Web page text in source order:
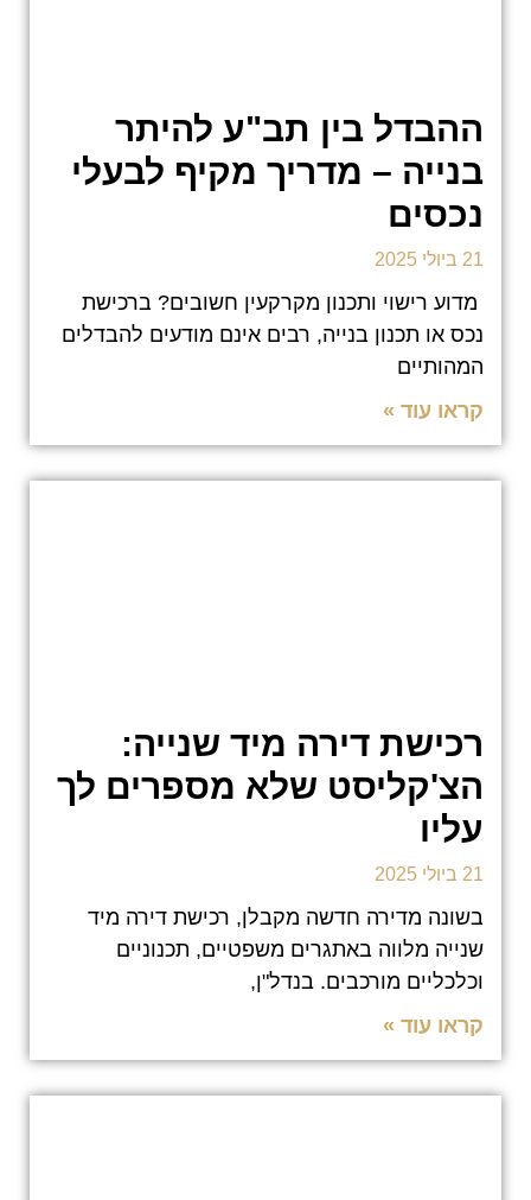
ההבדל בין תב"ע להיתר
בנייה – מדריך מקיף לבעלי
נכסים
21 ביולי 2025
מדוע רישוי ותכנון מקרקעין חשובים? ברכישת
נכס או תכנון בנייה, רבים אינם מודעים להבדלים
המהותיים
קראו עוד »
רכישת דירה מיד שנייה:
הצ'קליסט שלא מספרים לך
עליו
21 ביולי 2025
בשונה מדירה חדשה מקבלן, רכישת דירה מיד
שנייה מלווה באתגרים משפטיים, תכנוניים
וכלכליים מורכבים. בנדל"ן,
קראו עוד »